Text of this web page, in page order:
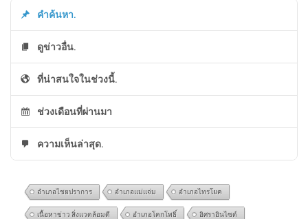
คำค้นหา.
ดูข่าวอื่น.
ที่น่าสนใจในช่วงนี้.
ช่วงเดือนที่ผ่านมา
ความเห็นล่าสุด.
อำเภอไชยปราการ อำเภอแม่แจ่ม อำเภอไทรโยค
เนื้อหาข่าว สิ่งแวดล้อมดี อำเภอโคกโพธิ์ อิศราอินไซด์